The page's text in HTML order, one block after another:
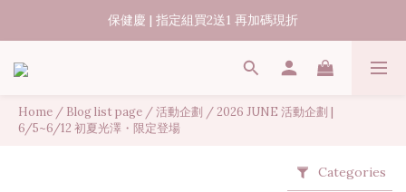
07/31-08/08 煥新盛夏 | 夏日美好節
保健慶 | 指定組買2送1 再加碼現折
出貨時間15-45個工作天
Home / Blog list page /活動企劃 /2026 JUNE 活動企劃 |
6/5~6/12 初夏光澤・限定登場
Categories